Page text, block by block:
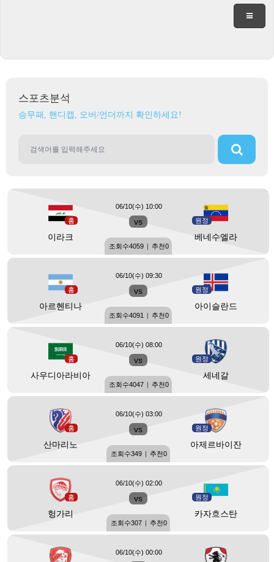
스포츠분석
승무패, 핸디캡, 오버/언더까지 확인하세요!
홈
이라크
vs 원정
베네수엘라
06/10(수) 10:00
조회수4059 | 추천0
홈
아르헨티나
vs 원정
아이슬란드
06/10(수) 09:30
조회수4091 | 추천0
홈
사우디아라비아
vs 원정
세네갈
06/10(수) 08:00
조회수4047 | 추천0
홈
산마리노
vs 원정
아제르바이잔
06/10(수) 03:00
조회수349 | 추천0
홈
헝가리
vs 원정
카자흐스탄
06/10(수) 02:00
조회수307 | 추천0
06/10(수) 00:00